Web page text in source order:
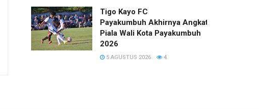
Tigo Kayo FC
Payakumbuh Akhirnya Angkat Trofi
Piala Wali Kota Payakumbuh
2026
5 AGUSTUS 2026 4